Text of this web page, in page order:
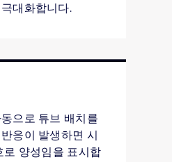
대화합니다.
으로 튜브 배치를
응이 발생하면 시
로 양성임을 표시합